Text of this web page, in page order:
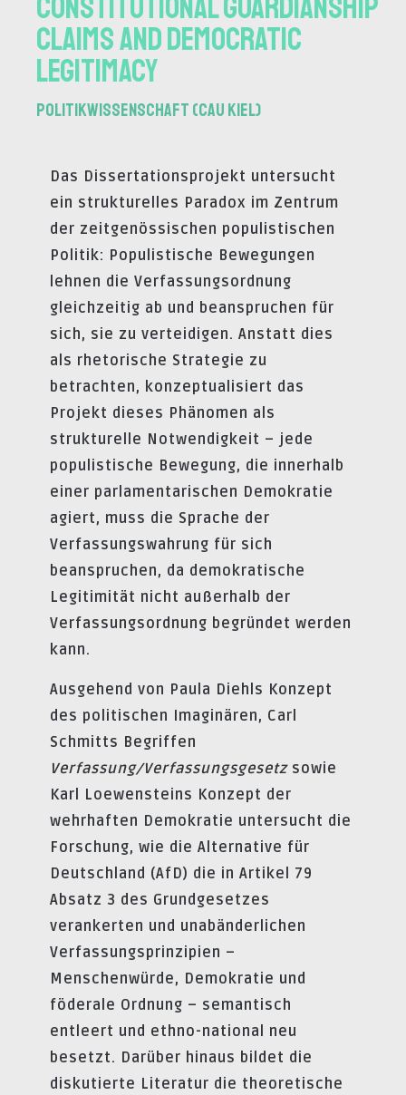
Constitutional Guardianship
Claims and Democratic
Legitimacy
Politikwissenschaft (CAU Kiel)
Das Dissertationsprojekt untersucht
ein strukturelles Paradox im Zentrum
der zeitgenössischen populistischen
Politik: Populistische Bewegungen
lehnen die Verfassungsordnung
gleichzeitig ab und beanspruchen für
sich, sie zu verteidigen. Anstatt dies
als rhetorische Strategie zu
betrachten, konzeptualisiert das
Projekt dieses Phänomen als
strukturelle Notwendigkeit – jede
populistische Bewegung, die innerhalb
einer parlamentarischen Demokratie
agiert, muss die Sprache der
Verfassungswahrung für sich
beanspruchen, da demokratische
Legitimität nicht außerhalb der
Verfassungsordnung begründet werden
kann.
Ausgehend von Paula Diehls Konzept
des politischen Imaginären, Carl
Schmitts Begriffen
Verfassung/Verfassungsgesetzsowie
Karl Loewensteins Konzept der
wehrhaften Demokratie untersucht die
Forschung, wie die Alternative für
Deutschland (AfD) die in Artikel 79
Absatz 3 des Grundgesetzes
verankerten und unabänderlichen
Verfassungsprinzipien –
Menschenwürde, Demokratie und
föderale Ordnung – semantisch
entleert und ethno-national neu
besetzt. Darüber hinaus bildet die
diskutierte Literatur die theoretische